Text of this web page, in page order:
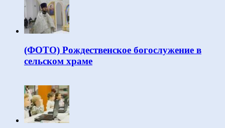
(ФОТО) Рождественское богослужение в
сельском храме